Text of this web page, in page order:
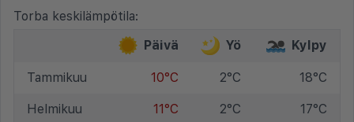
Torba keskilämpötila:
Päivä
Yö Kylpy
Tammikuu 10°C 2°C 18°C
Helmikuu 11°C 2°C 17°C